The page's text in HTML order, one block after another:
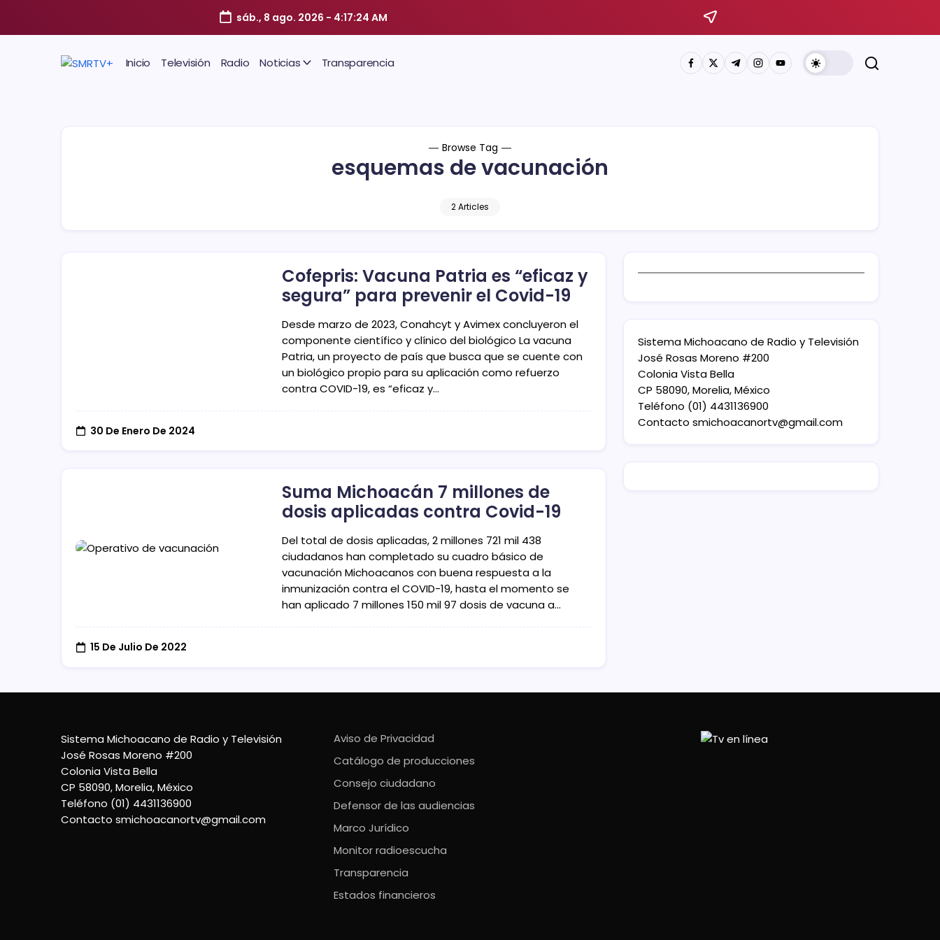
sáb., 8 ago. 2026 - 4:17:25 AM
Inicio Televisión Radio Noticias Transparencia
Browse Tag
esquemas de vacunación
2 Articles
Cofepris: Vacuna Patria es “eficaz y
segura” para prevenir el Covid-19
Desde marzo de 2023, Conahcyt y Avimex concluyeron el
componente científico y clínico del biológico La vacuna
Patria, un proyecto de país que busca que se cuente con
un biológico propio para su aplicación como refuerzo
contra COVID-19, es “eficaz y…
30 De Enero De 2024
Suma Michoacán 7 millones de
dosis aplicadas contra Covid-19
Del total de dosis aplicadas, 2 millones 721 mil 438
ciudadanos han completado su cuadro básico de
vacunación Michoacanos con buena respuesta a la
inmunización contra el COVID-19, hasta el momento se
han aplicado 7 millones 150 mil 97 dosis de vacuna a…
15 De Julio De 2022
Sistema Michoacano de Radio y Televisión
José Rosas Moreno #200
Colonia Vista Bella
CP 58090, Morelia, México
Teléfono (01) 4431136900
Contacto smichoacanortv@gmail.com
Sistema Michoacano de Radio y Televisión
José Rosas Moreno #200
Colonia Vista Bella
CP 58090, Morelia, México
Teléfono (01) 4431136900
Contacto smichoacanortv@gmail.com
Aviso de Privacidad
Catálogo de producciones
Consejo ciudadano
Defensor de las audiencias
Marco Jurídico
Monitor radioescucha
Transparencia
Estados financieros